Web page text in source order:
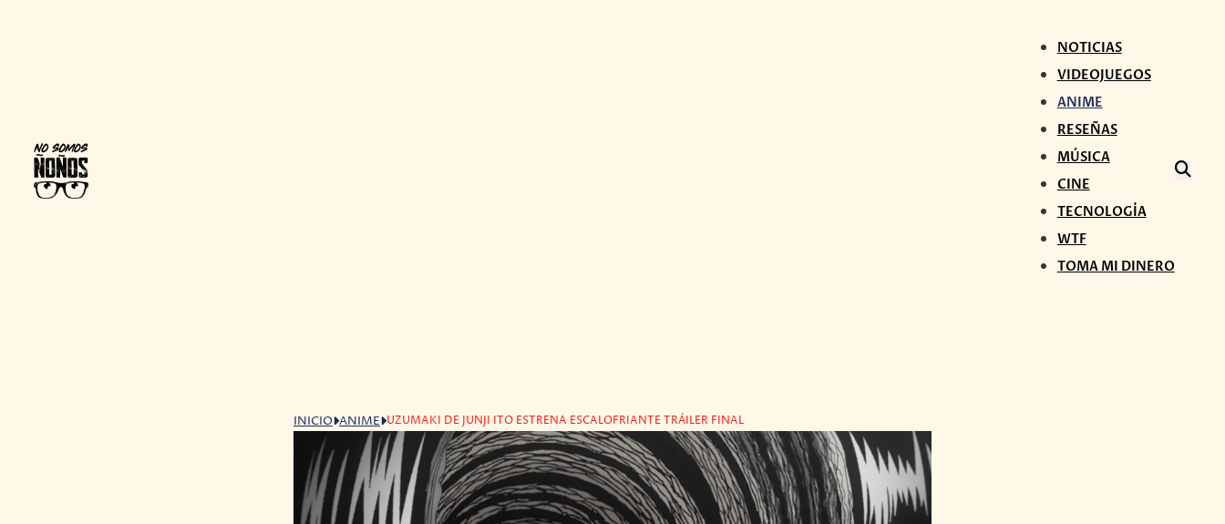
NOTICIAS
VIDEOJUEGOS
ANIME
RESEÑAS
MÚSICA
CINE
TECNOLOGÍA
WTF
TOMA MI DINERO
INICIO ANIME UZUMAKI DE JUNJI ITO ESTRENA ESCALOFRIANTE TRÁILER FINAL